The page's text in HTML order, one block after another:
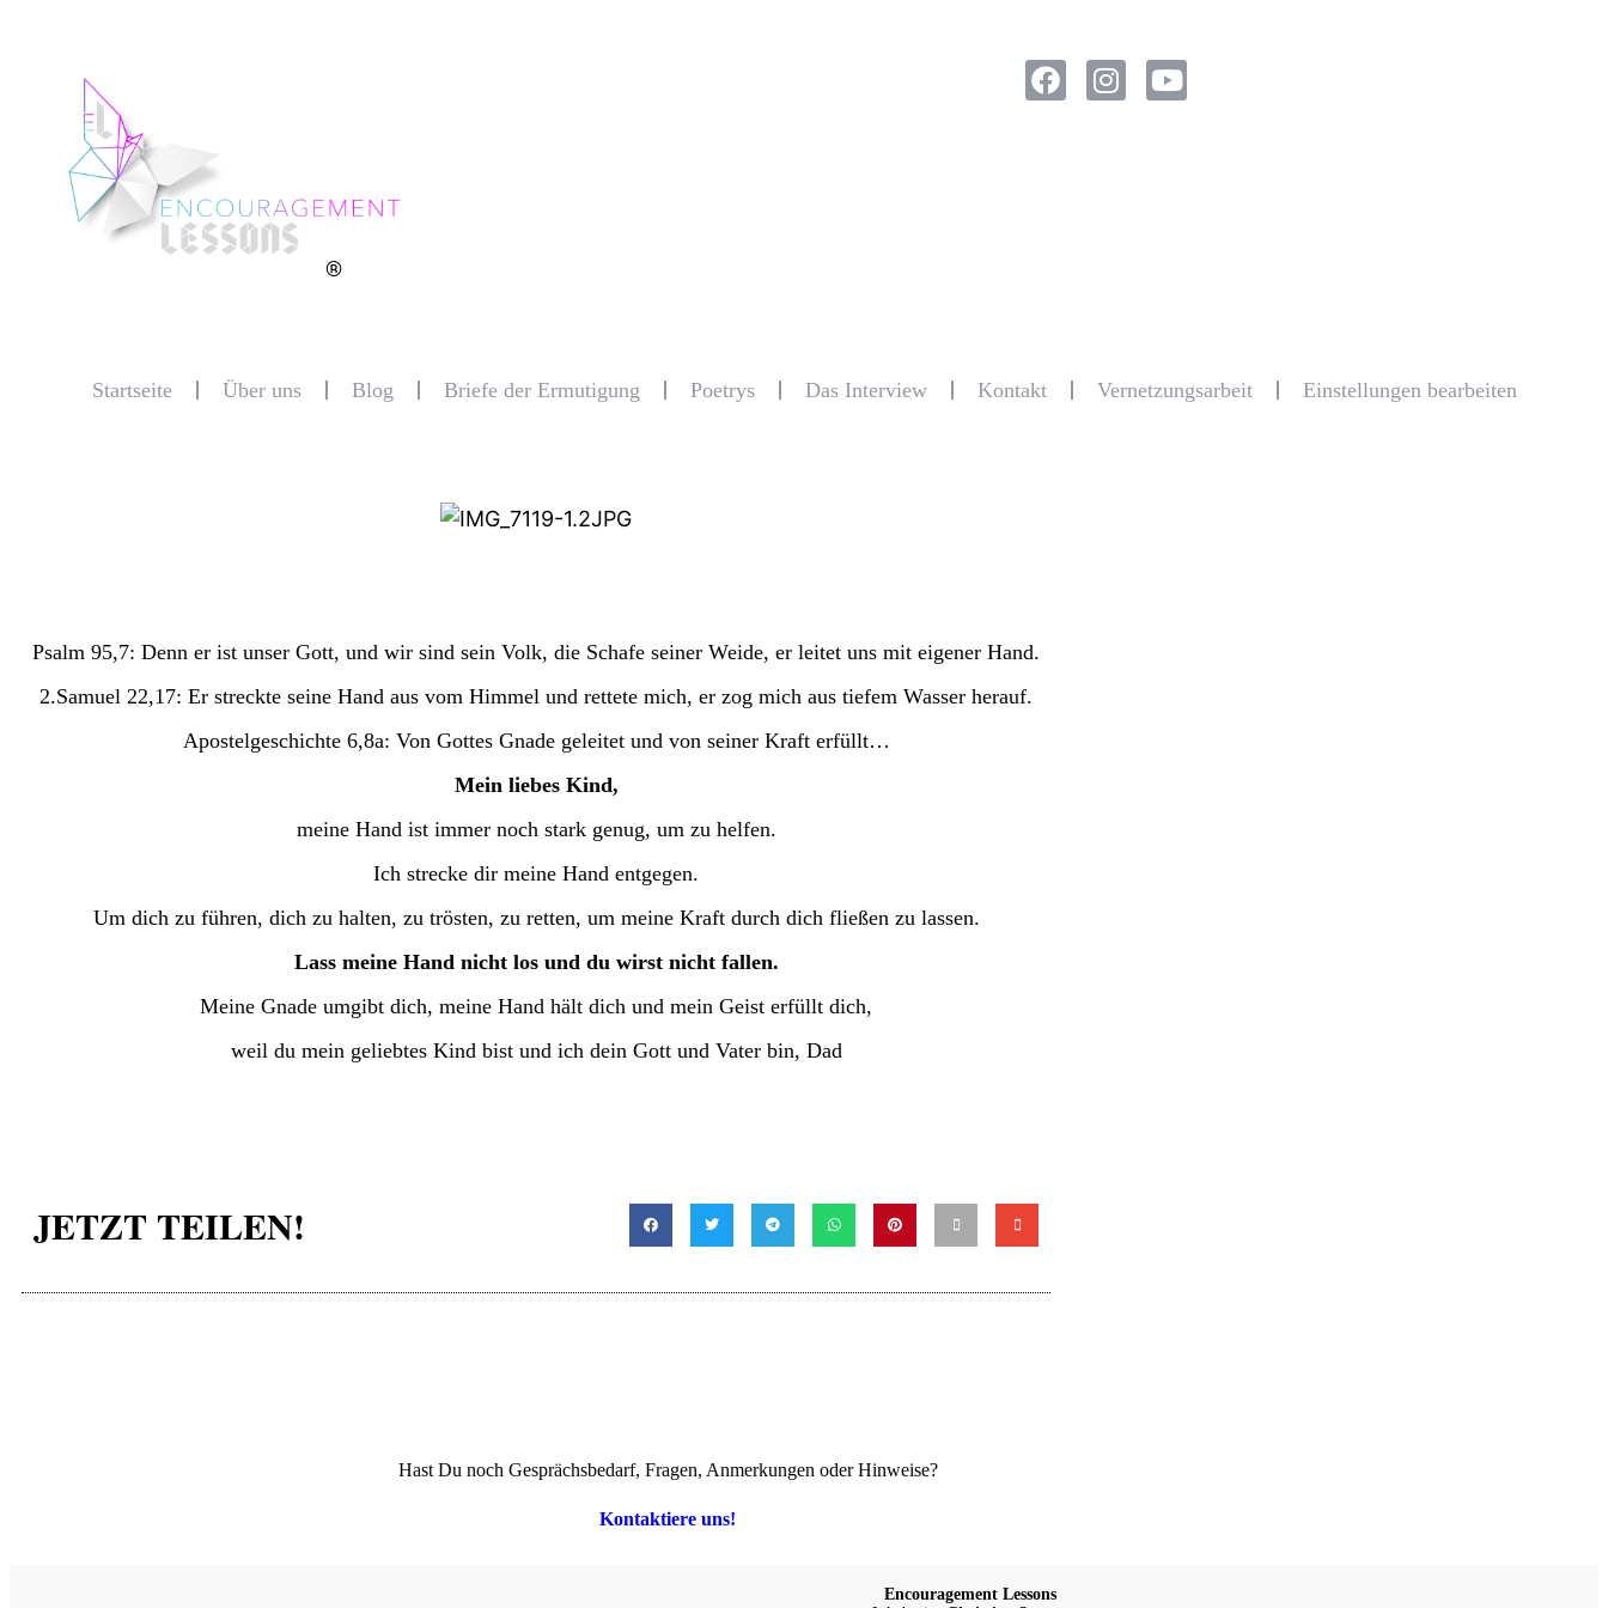
®
Startseite Über uns Blog Briefe der Ermutigung Poetrys Das Interview Kontakt Vernetzungsarbeit Einstellungen bearbeiten
Psalm 95,7: Denn er ist unser Gott, und wir sind sein Volk, die Schafe seiner Weide, er leitet uns mit eigener Hand.
2.Samuel 22,17: Er streckte seine Hand aus vom Himmel und rettete mich, er zog mich aus tiefem Wasser herauf.
Apostelgeschichte 6,8a: Von Gottes Gnade geleitet und von seiner Kraft erfüllt…
Mein liebes Kind,
meine Hand ist immer noch stark genug, um zu helfen.
Ich strecke dir meine Hand entgegen.
Um dich zu führen, dich zu halten, zu trösten, zu retten, um meine Kraft durch dich fließen zu lassen.
Lass meine Hand nicht los und du wirst nicht fallen.
Meine Gnade umgibt dich, meine Hand hält dich und mein Geist erfüllt dich,
weil du mein geliebtes Kind bist und ich dein Gott und Vater bin, Dad
JETZT TEILEN!
Hast Du noch Gesprächsbedarf, Fragen, Anmerkungen oder Hinweise?
Kontaktiere uns!
Encouragement Lessons